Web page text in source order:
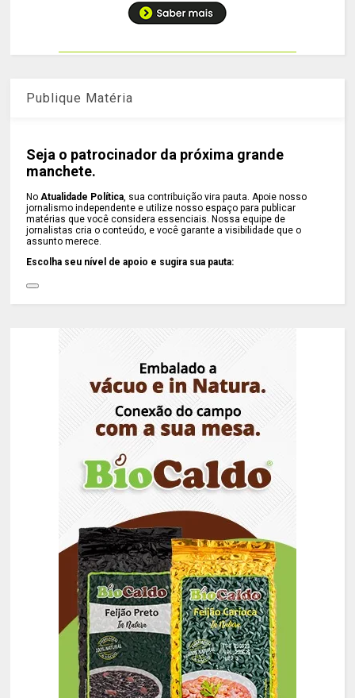
Publique Matéria
Seja o patrocinador da próxima grande
manchete.
NoAtualidade Política, sua contribuição vira pauta. Apoie nosso
jornalismo independente e utilize nosso espaço para publicar
matérias que você considera essenciais. Nossa equipe de
jornalistas cria o conteúdo, e você garante a visibilidade que o
assunto merece.
Escolha seu nível de apoio e sugira sua pauta: